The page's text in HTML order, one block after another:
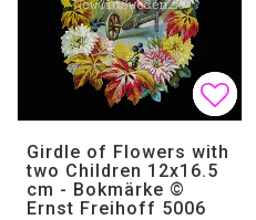
Girdle of Flowers with
two Children 12x16.5
cm - Bokmärke ©
Ernst Freihoff 5006